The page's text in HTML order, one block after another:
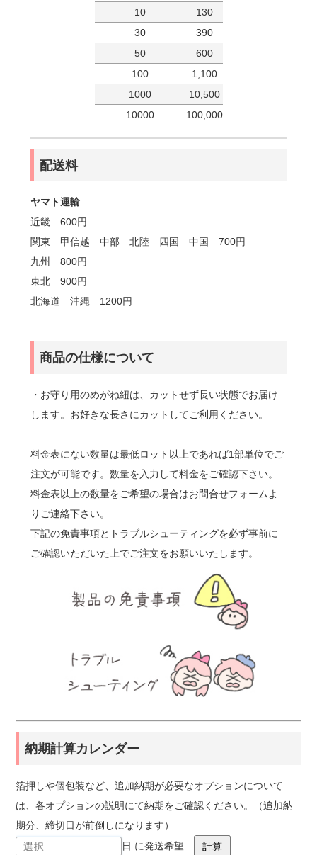
10
130
30
390
50
600
100
1,100
1000
10,500
10000
100,000
配送料
ヤマト運輸
近畿 600円
関東 甲信越 中部 北陸 四国 中国 700円
九州 800円
東北 900円
北海道 沖縄 1200円
商品の仕様について
・お守り用のめがね紐は、カットせず長い状態でお届け
します。お好きな長さにカットしてご利用ください。
料金表にない数量は最低ロット以上であれば1部単位でご
注文が可能です。数量を入力して料金をご確認下さい。
料金表以上の数量をご希望の場合はお問合せフォームよ
りご連絡下さい。
下記の免責事項とトラブルシューティングを必ず事前に
ご確認いただいた上でご注文をお願いいたします。
納期計算カレンダー
箔押しや個包装など、追加納期が必要なオプションについて
は、各オプションの説明にて納期をご確認ください。（追加納
期分、締切日が前倒しになります）
日 に発送希望